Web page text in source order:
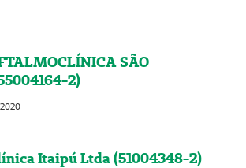
SÃO
2)
Itaipú Ltda (51004348-2)